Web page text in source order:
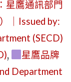
PHASE
TWO
｜
A
界
的
出
版
星鷹通訊部門
｜Issued by:
(SECD)
,
星鷹品牌
Department